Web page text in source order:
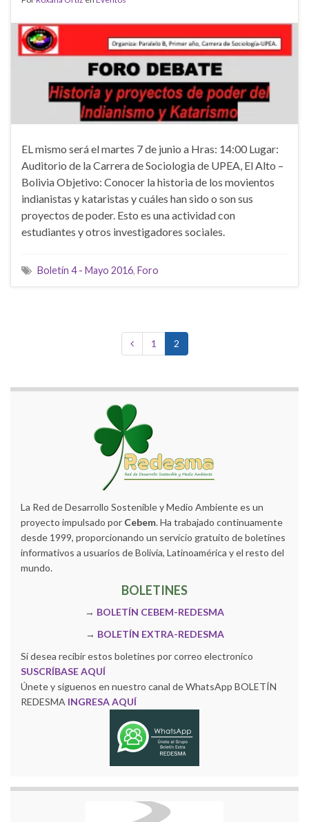
EL mismo será el martes 7 de junio a Hras: 14:00 Lugar:
Auditorio de la Carrera de Sociologia de UPEA, El Alto –
Bolivia Objetivo: Conocer la historia de los movientos
indianistas y kataristas y cuáles han sido o son sus
proyectos de poder. Esto es una actividad con
estudiantes y otros investigadores sociales.
Boletín 4 - Mayo 2016, Foro
1 2
La Red de Desarrollo Sostenible y Medio Ambiente es un
proyecto impulsado por Cebem. Ha trabajado continuamente
desde 1999, proporcionando un servicio gratuito de boletines
informativos a usuarios de Bolivia, Latinoamérica y el resto del
mundo.
BOLETINES
→ BOLETÍN CEBEM-REDESMA
→ BOLETÍN EXTRA-REDESMA
Si desea recibir estos boletines por correo electronico
SUSCRÍBASE AQUÍ
Únete y siguenos en nuestro canal de WhatsApp BOLETÍN
REDESMA INGRESA AQUÍ